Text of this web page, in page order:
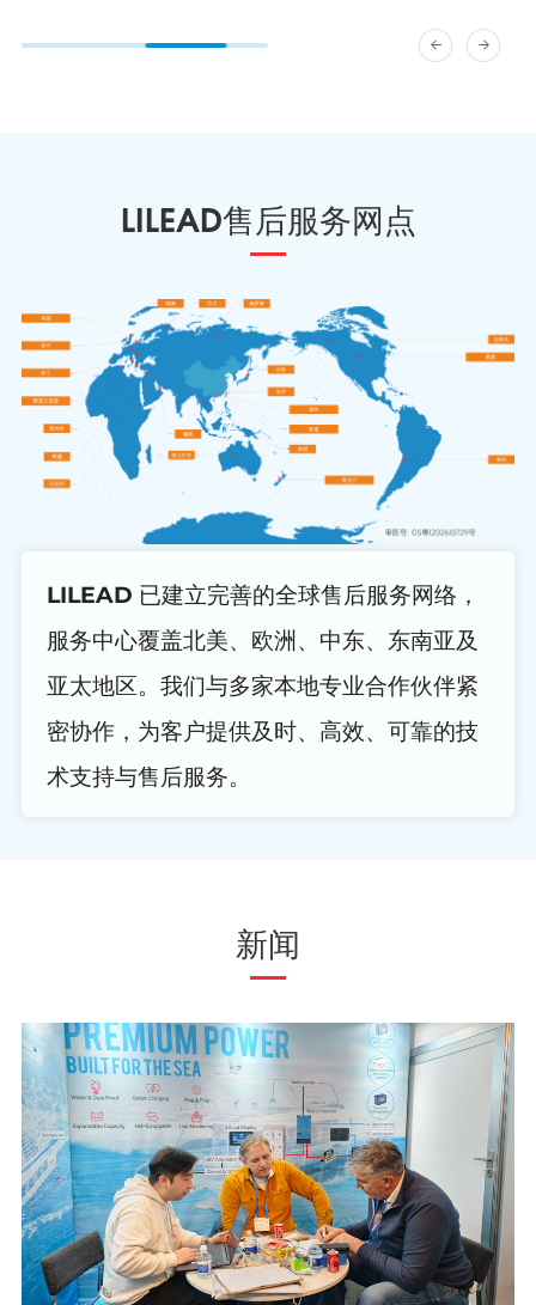
LILEAD售后服务网点
LILEAD 已建立完善的全球售后服务网络，
服务中心覆盖北美、欧洲、中东、东南亚及
亚太地区。我们与多家本地专业合作伙伴紧
密协作，为客户提供及时、高效、可靠的技
术支持与售后服务。
新闻